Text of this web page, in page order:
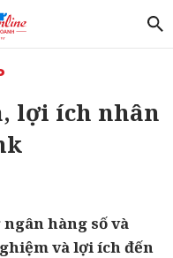
lợi ích nhân
hàng số và
và lợi ích đến